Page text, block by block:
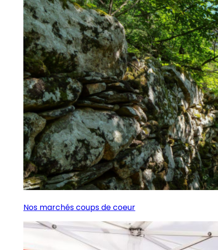
Nos marchés coups de coeur